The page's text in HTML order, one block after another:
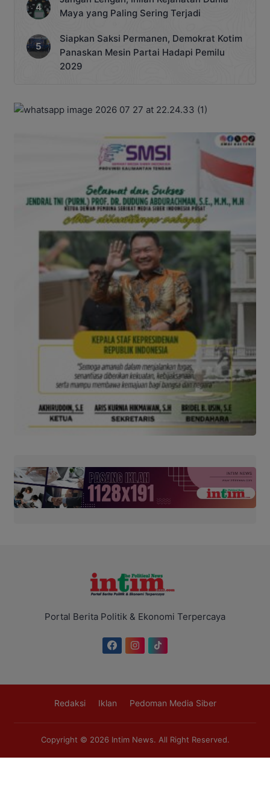
Maya yang Paling Sering Terjadi
Siapkan Saksi Permanen, Demokrat Kotim
Panaskan Mesin Partai Hadapi Pemilu
2029
Portal Berita Politik & Ekonomi Terpercaya
Redaksi Iklan Pedoman Media Siber
Copyright © 2026 Intim News. All Right Reserved.